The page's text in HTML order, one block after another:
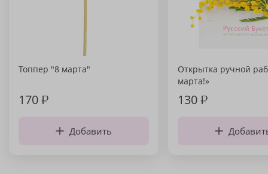
Топпер "8 марта"
170₽
Добавить
Открытка ручной
марта!»
130₽